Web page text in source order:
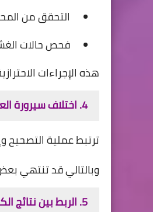
التحقق من
فحص حالات
هذه الإجراءات
4. اختلاف سيرورة العمل بين الأكاديميات
ترتبط عملية التصحيح
وبالتالي قد تنتهي
5. الربط بين نتائج الكتابي والمرحلة الشفوية